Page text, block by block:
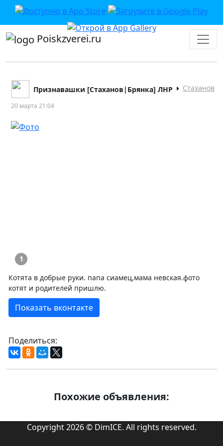
Poiskzverei.ru
Признавашки [Стаханов|Брянка] ЛНР Стаханов
20 марта 21:04
1
Котята в добрые руки. папа сиамец,мама невская.фото
котят и родителей пришлю.
Показать вконтакте
Поделиться:
Похожие объявления:
Copyright 2026 © DimICE. All rights reserved.